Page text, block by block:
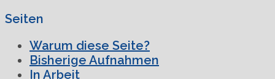
Seiten
Warum diese Seite?
Bisherige Aufnahmen
In Arbeit